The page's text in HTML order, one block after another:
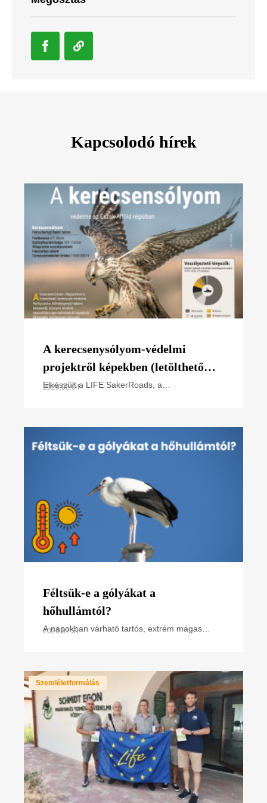
Kapcsolodó hírek
A kerecsenysólyom-védelmi
projektről képekben (letölthető
poszter)
Elkészült a LIFE SakerRoads, a
2026.08.04
Féltsük-e a gólyákat a
hőhullámtól?
A napokban várható tartós, extrém magas
2026.07.31
Szemléletformálás